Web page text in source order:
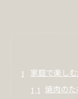
家庭で楽し
焼肉の